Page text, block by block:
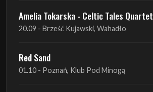
Amelia Tokarska - Celtic Tales Quartet
20.09 - Brześć Kujawski, Wahadło
Red Sand
01.10 - Poznań, Klub Pod Minogą